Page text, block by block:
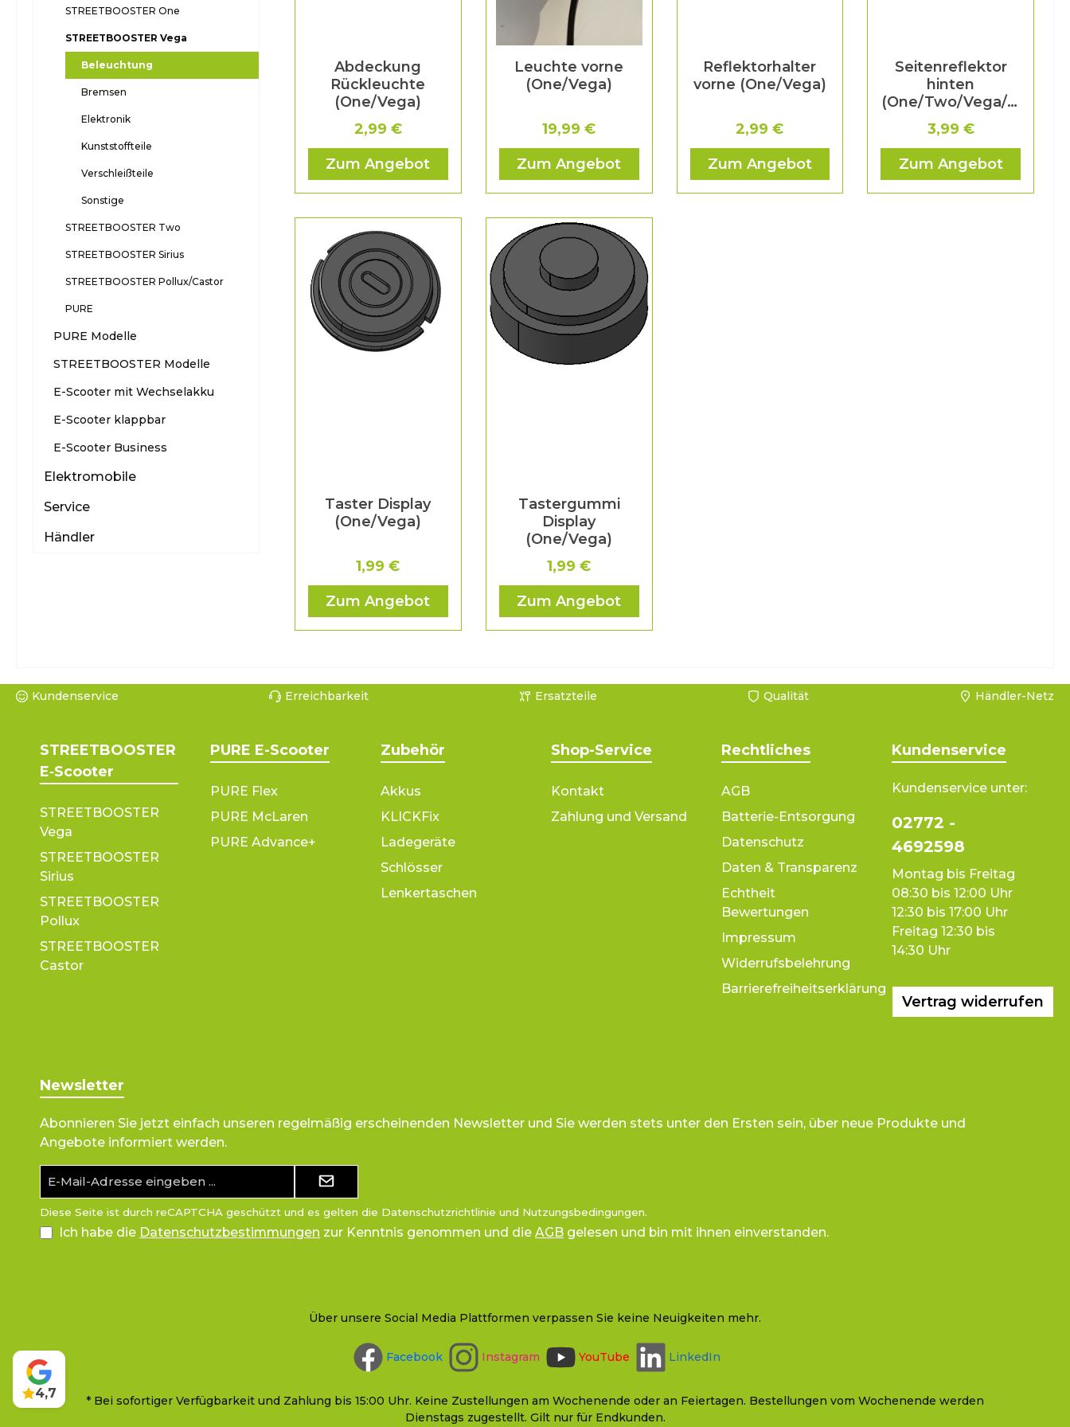
STREETBOOSTER One
STREETBOOSTER Vega
Beleuchtung
Bremsen
Elektronik
Kunststoffteile
Verschleißteile
Sonstige
STREETBOOSTER Two
STREETBOOSTER Sirius
STREETBOOSTER Pollux/Castor
PURE
PURE Modelle
STREETBOOSTER Modelle
E-Scooter mit Wechselakku
E-Scooter klappbar
E-Scooter Business
Elektromobile
Service
Händler
Abdeckung
Rückleuchte
(One/Vega)
2,99 €
Zum Angebot
Leuchte vorne
(One/Vega)
19,99 €
Zum Angebot
Reflektorhalter
vorne (One/Vega)
2,99 €
Zum Angebot
Seitenreflektor
hinten
(One/Two/Vega/Si
rius/Pollux/Castor)
3,99 €
Zum Angebot
Taster Display
(One/Vega)
1,99 €
Zum Angebot
Tastergummi
Display
(One/Vega)
1,99 €
Zum Angebot
Kundenservice Erreichbarkeit Ersatzteile Qualität Händler-Netz
STREETBOOSTER
E‑Scooter
STREETBOOSTER
Vega
STREETBOOSTER
Sirius
STREETBOOSTER
Pollux
STREETBOOSTER
Castor
PURE E-Scooter
PURE Flex
PURE McLaren
PURE Advance+
Zubehör
Akkus
KLICKFix
Ladegeräte
Schlösser
Lenkertaschen
Shop-Service
Kontakt
Zahlung und Versand
Rechtliches
AGB
Batterie-Entsorgung
Datenschutz
Daten & Transparenz
Echtheit
Bewertungen
Impressum
Widerrufsbelehrung
Barrierefreiheitserklärung
Kundenservice
Kundenservice unter:
02772 -
4692598
Montag bis Freitag
08:30 bis 12:00 Uhr
12:30 bis 17:00 Uhr
Freitag 12:30 bis
14:30 Uhr
Vertrag widerrufen
Newsletter
Abonnieren Sie jetzt einfach unseren regelmäßig erscheinenden Newsletter und Sie werden stets unter den Ersten sein, über neue Produkte und
Angebote informiert werden.
Mail-
Adresse*
Diese Seite ist durch reCAPTCHA geschützt und es gelten die Datenschutzrichtlinie und Nutzungsbedingungen.
Ich habe die Datenschutzbestimmungen zur Kenntnis genommen und die AGB gelesen und bin mit ihnen einverstanden.
Über unsere Social Media Plattformen verpassen Sie keine Neuigkeiten mehr.
Facebook Instagram YouTube LinkedIn
* Bei sofortiger Verfügbarkeit und Zahlung bis 15:00 Uhr. Keine Zustellungen am Wochenende oder an Feiertagen. Bestellungen vom Wochenende werden
Dienstags zugestellt. Gilt nur für Endkunden.
4,7